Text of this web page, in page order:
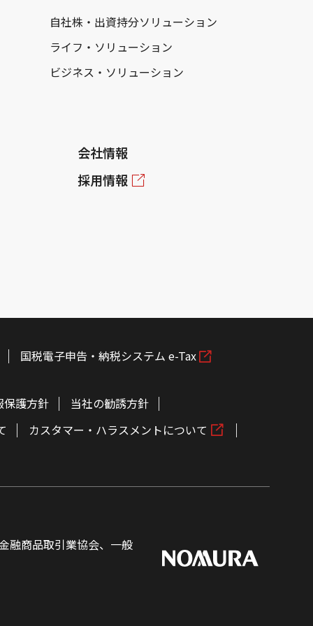
自社株・出資持分ソリューション
ライフ・ソリューション
ビジネス・ソリューション
会社情報
採用情報
国税電子申告・納税システム e-Tax
保護方針
当社の勧誘方針
カスタマー・ハラスメントについて
融商品取引業協会、一般